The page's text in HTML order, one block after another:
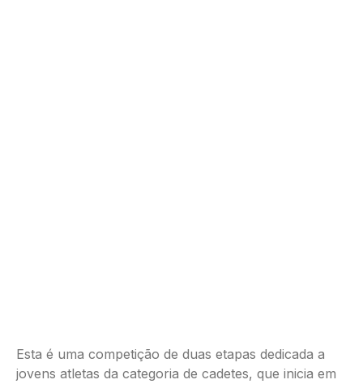
Esta é uma competição de duas etapas dedicada a
jovens atletas da categoria de cadetes, que inicia em